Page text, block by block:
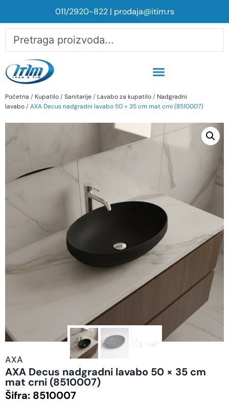
011/2920-822| prodaja@itim.rs
Početna / Kupatilo/Sanitarije/ Lavabo za kupatilo/ Nadgradni
lavabo/ AXA Decus nadgradni lavabo 50 × 35 cm mat crni (8510007)
AXA
AXA Decus nadgradni lavabo 50 × 35 cm
mat crni (8510007)
Šifra: 8510007